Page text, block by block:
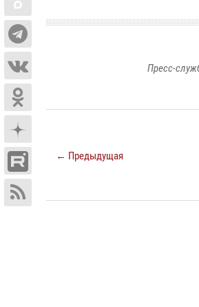
Пресс-
← Предыдущая